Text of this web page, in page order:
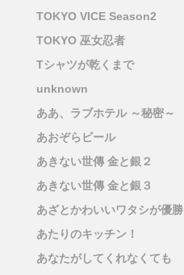
TOKYO VICE Season2
TOKYO 巫女忍者
Tシャツが乾くまで
unknown
ああ、ラブホテル ～秘密～
あおぞらビール
あきない世傳 金と銀２
あきない世傳 金と銀３
あざとかわいいワタシが優勝
あたりのキッチン！
あなたがしてくれなくても